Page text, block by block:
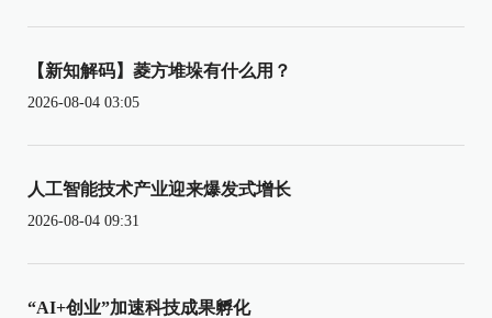
【新知解码】菱方堆垛有什么用？
2026-08-04 03:05
人工智能技术产业迎来爆发式增长
2026-08-04 09:31
“AI+创业”加速科技成果孵化